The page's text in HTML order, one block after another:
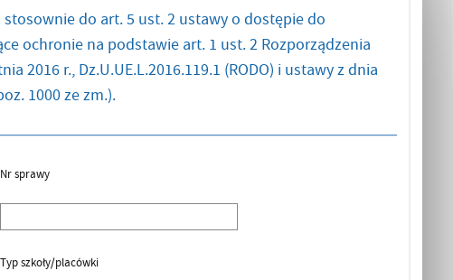
do art. 5 ust. 2 ustawy o dostępie do
ochronie na podstawie art. 1 ust. 2 Rozporządzenia
2016 r., Dz.U.UE.L.2016.119.1 (RODO) i ustawy z dnia
1000 ze zm.).
Nr sprawy
Typ szkoły/placówki